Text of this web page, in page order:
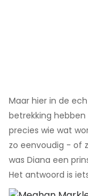
Maar hier in de
betrekking
precies wie wat
zo eenvoudig - of
was Diana een
Het antwoord is